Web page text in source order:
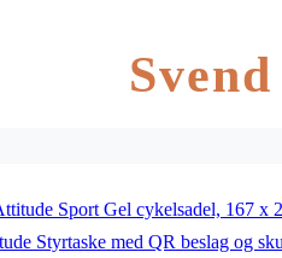
Sport Gel cykelsadel, 167 x
Styrtaske med QR beslag og